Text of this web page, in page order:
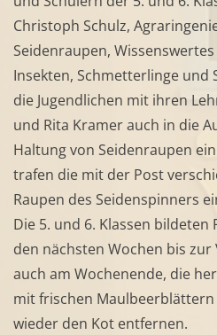
Christoph Schulz,
Seidenraupen,
Insekten, Schmetterlinge und
die Jugendlichen mit ihren
und Rita Kramer auch in die
Haltung von Seidenraupen
trafen die mit der Post
Raupen des Seidenspinners
Die 5. und 6. Klassen bildeten
den nächsten Wochen bis
auch am Wochenende, die
mit frischen
wieder den Kot entfernen.